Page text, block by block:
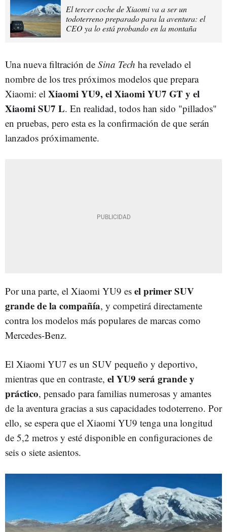
El tercer coche de Xiaomi va a ser un
todoterreno preparado para la aventura: el
CEO ya lo está probando en la montaña
Una nueva filtración de Sina Tech ha revelado el
nombre de los tres próximos modelos que prepara
Xiaomi: el Xiaomi YU9, el Xiaomi YU7 GT y el
Xiaomi SU7 L. En realidad, todos han sido "pillados"
en pruebas, pero esta es la confirmación de que serán
lanzados próximamente.
Por una parte, el Xiaomi YU9 es el primer SUV
grande de la compañía, y competirá directamente
contra los modelos más populares de marcas como
Mercedes-Benz.
El Xiaomi YU7 es un SUV pequeño y deportivo,
mientras que en contraste, el YU9 será grande y
práctico, pensado para familias numerosas y amantes
de la aventura gracias a sus capacidades todoterreno. Por
ello, se espera que el Xiaomi YU9 tenga una longitud
de 5,2 metros y esté disponible en configuraciones de
seis o siete asientos.